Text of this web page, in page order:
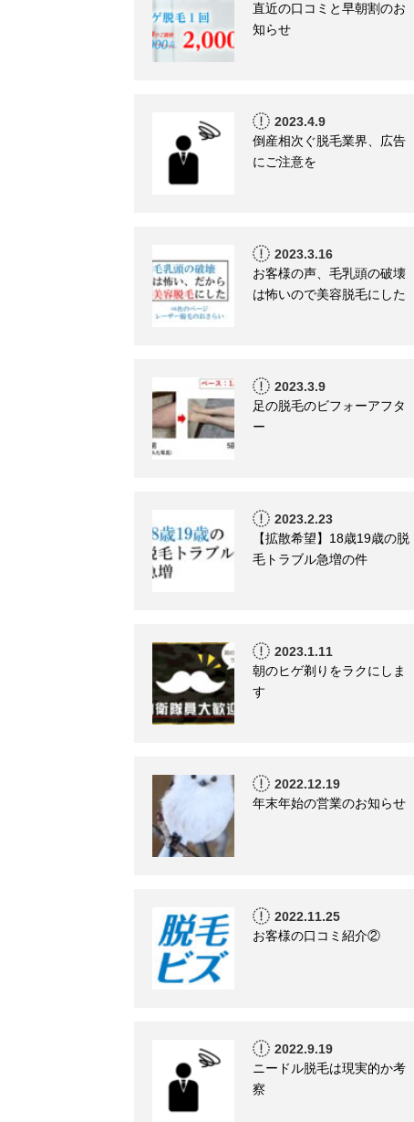
直近の口コミと早朝割のお
知らせ
2023.4.9
倒産相次ぐ脱毛業界、広告
にご注意を
2023.3.16
お客様の声、毛乳頭の破壊
は怖いので美容脱毛にした
2023.3.9
足の脱毛のビフォーアフタ
ー
2023.2.23
【拡散希望】18歳19歳の脱
毛トラブル急増の件
2023.1.11
朝のヒゲ剃りをラクにしま
す
2022.12.19
年末年始の営業のお知らせ
2022.11.25
お客様の口コミ紹介②
2022.9.19
ニードル脱毛は現実的か考
察